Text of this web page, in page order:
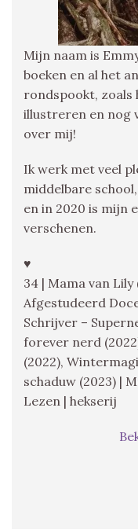
Mijn naam is
boeken en al het
rondspookt, zoals
illustreren en nog
over mij!
Ik werk met veel
middelbare
en in 2020 is mijn
verschenen.
♥
34 | Mama van
Afgestudeerd
Schrijver –
forever nerd
(2022),
schaduw (2023) |
Lezen | hekserij